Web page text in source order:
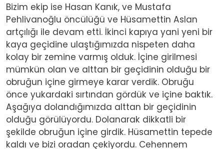
Bizim ekip ise Hasan Kanık, ve Mustafa
Pehlivanoğlu öncülüğü ve Hüsamettin Aslan
artçılığı ile devam etti. İkinci kapıya yani yeni bir
kaya geçidine ulaştığımızda nispeten daha
kolay bir zemine varmış olduk. İçine girilmesi
mümkün olan ve alttan bir geçidinin olduğu bir
obruğun içine girmeye karar verdik. Obruğu
önce yukardaki sırtından gördük ve içine baktık.
Aşağıya dolandığımızda alttan bir geçidinin
olduğu görülüyordu. Dolanarak dikkatli bir
şekilde obruğun içine girdik. Hüsamettin tepede
kaldı ve bizi oradan çekiyordu. Cehennem